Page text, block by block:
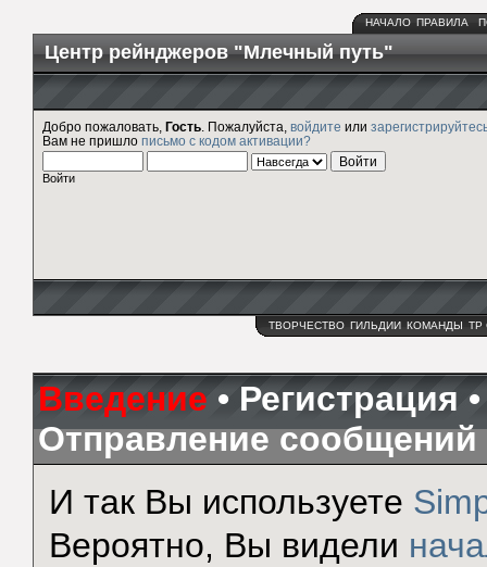
НАЧАЛО ПРАВИЛА
Центр рейнджеров "Млечный путь"
Добро пожаловать, Гость . Пожалуйста, войдите или
Вам не пришло письмо с кодом активации?
Войти
ТВОРЧЕСТВО ГИЛЬДИИ КОМАНДЫ ТР
Введение • Регистрация
Отправление сообщений
И так Вы используете
Вероятно, Вы видели